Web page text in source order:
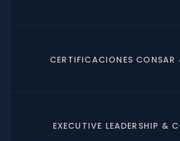
CERTIFICACIONES CONSAR
EXECUTIVE LEADERSHIP &